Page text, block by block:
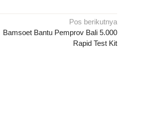
Pos berikutnya
Bamsoet Bantu Pemprov Bali 5.000
Rapid Test Kit